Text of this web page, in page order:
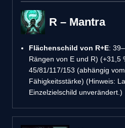
R – Mantra
Flächenschild von R+E:
Rängen von E und R) (+31,5
45/81/117/153 (abhängig
Fähigkeitsstärke) (Hinweis:
Einzelzielschild unverändert.)